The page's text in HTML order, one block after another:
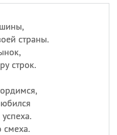
страны.
строк.
смеха.
великомученика
покровителя всех
врачей и целителя
больных
День книголюбов (Book
Lovers Day)
Сегодня празднуют именины